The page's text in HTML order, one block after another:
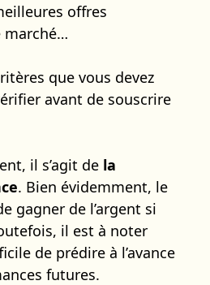
offres
marché…
que vous devez
avant de souscrire
il s’agit de la
. Bien évidemment, le
gagner de l’argent si
il est à noter
de prédire à l’avance
futures.